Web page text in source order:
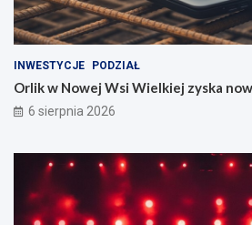
INWESTYCJE PODZIAŁ
Orlik w Nowej Wsi Wielkiej zyska
6 sierpnia 2026